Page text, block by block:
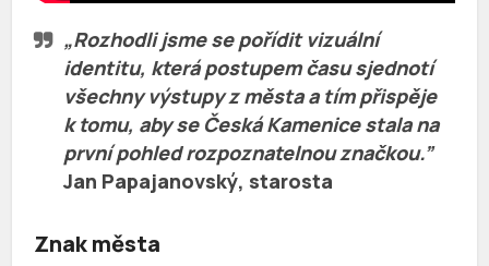
„Rozhodli jsme se pořídit vizuální
identitu, která postupem času sjednotí
všechny výstupy z města a tím přispěje
k tomu, aby se Česká Kamenice stala na
první pohled rozpoznatelnou značkou.”
Jan Papajanovský, starosta
Znak města